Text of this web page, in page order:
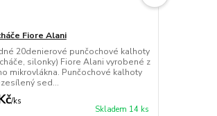
Fiore Alani
20denierové punčochové kalhoty
silonky) Fiore Alani vyrobené z
mikrovlákna. Punčochové kalhoty
sed...
/ks
Skladem 14 ks